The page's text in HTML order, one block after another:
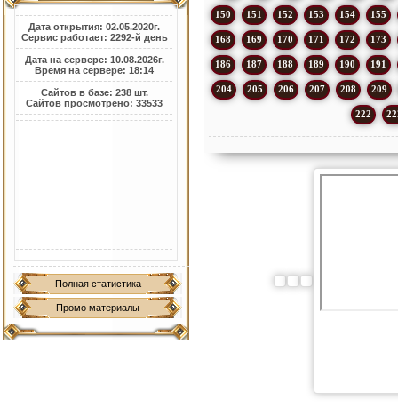
Дата открытия: 02.05.2020г.
Сервис работает: 2292-й день
Дата на сервере: 10.08.2026г.
Время на сервере: 18:14
Сайтов в базе: 238 шт.
Сайтов просмотрено: 33533
Полная статистика
Промо материалы
150 151 152 153 154 155
168 169 170 171 172 173
186 187 188 189 190 191
204 205 206 207 208 209
222